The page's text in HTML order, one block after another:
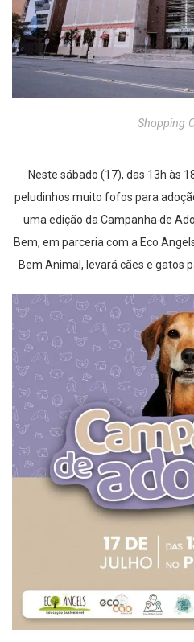
Shopping
Neste sábado (17), das 13h às
peludinhos muito fofos para
uma edição da Campanha de
Bem, em parceria com a Eco
Bem Animal, levará cães e gatos